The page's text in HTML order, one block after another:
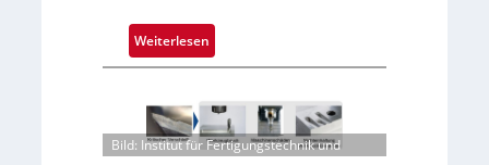
Weiterlesen
Z
v
e
r
Bild: Institut für Fertigungstechnik und